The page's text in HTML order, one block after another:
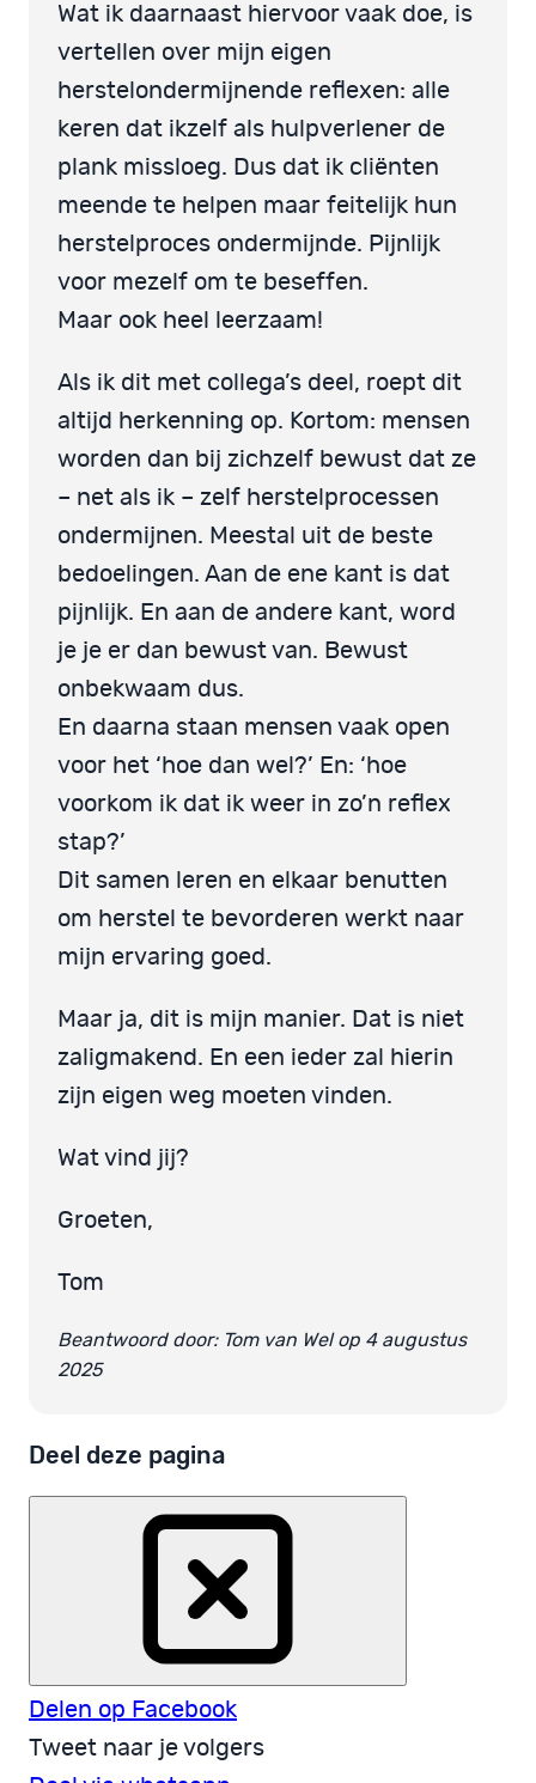
Wat ik daarnaast hiervoor vaak doe, is
vertellen over mijn eigen
herstelondermijnende reflexen: alle
keren dat ikzelf als hulpverlener de
plank missloeg. Dus dat ik cliënten
meende te helpen maar feitelijk hun
herstelproces ondermijnde. Pijnlijk
voor mezelf om te beseffen.
Maar ook heel leerzaam!
Als ik dit met collega’s deel, roept dit
altijd herkenning op. Kortom: mensen
worden dan bij zichzelf bewust dat ze
– net als ik – zelf herstelprocessen
ondermijnen. Meestal uit de beste
bedoelingen. Aan de ene kant is dat
pijnlijk. En aan de andere kant, word
je je er dan bewust van. Bewust
onbekwaam dus.
En daarna staan mensen vaak open
voor het ‘hoe dan wel?’ En: ‘hoe
voorkom ik dat ik weer in zo’n reflex
stap?’
Dit samen leren en elkaar benutten
om herstel te bevorderen werkt naar
mijn ervaring goed.
Maar ja, dit is mijn manier. Dat is niet
zaligmakend. En een ieder zal hierin
zijn eigen weg moeten vinden.
Wat vind jij?
Groeten,
Tom
Beantwoord door: Tom van Wel op 4 augustus
2025
Deel deze pagina
Delen op Facebook
Tweet naar je volgers